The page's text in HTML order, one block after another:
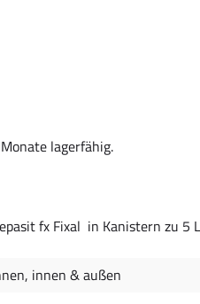
lagerfähig.
fx Fixal in Kanistern zu 5
innen & außen